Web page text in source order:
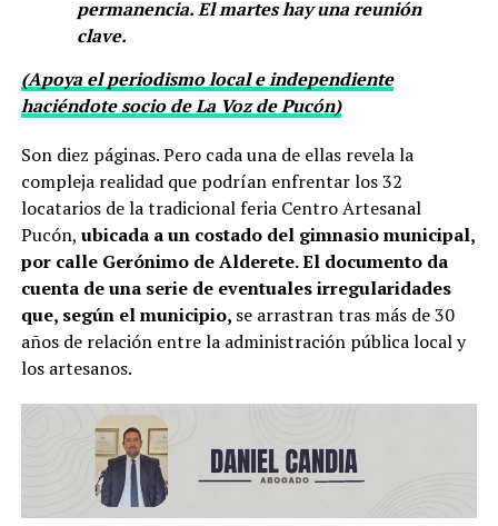
permanencia. El martes hay una reunión
clave.
(Apoya el periodismo local e independiente
haciéndote socio de La Voz de Pucón)
Son diez páginas. Pero cada una de ellas revela la
compleja realidad que podrían enfrentar los 32
locatarios de la tradicional feria Centro Artesanal
Pucón, ubicada a un costado del gimnasio municipal,
por calle Gerónimo de Alderete. El documento da
cuenta de una serie de eventuales irregularidades
que, según el municipio, se arrastran tras más de 30
años de relación entre la administración pública local y
los artesanos.